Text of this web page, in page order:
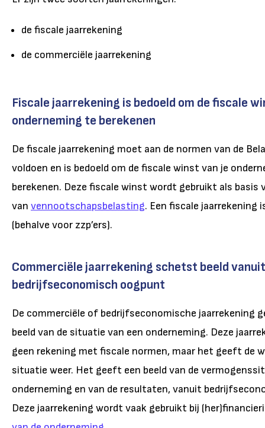
de fiscale jaarrekening
de commerciële jaarrekening
Fiscale jaarrekening is bedoeld om de fiscale
onderneming te berekenen
De fiscale jaarrekening moet aan de normen van de
voldoen en is bedoeld om de fiscale winst van je
berekenen. Deze fiscale winst wordt gebruikt als basis
van vennootschapsbelasting. Een fiscale jaarrekening
(behalve voor zzp’ers).
Commerciële jaarrekening schetst beeld vanuit
bedrijfseconomisch oogpunt
De commerciële of bedrijfseconomische jaarrekening
beeld van de situatie van een onderneming. Deze
geen rekening met fiscale normen, maar het geeft de
situatie weer. Het geeft een beeld van de
onderneming en van de resultaten, vanuit
Deze jaarrekening wordt vaak gebruikt bij